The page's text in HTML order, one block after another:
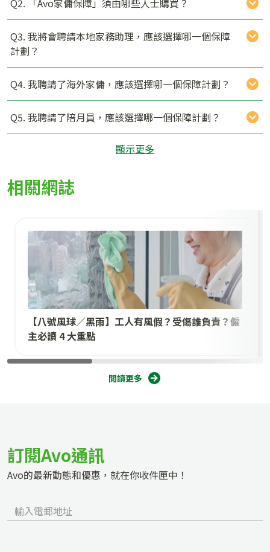
Q2. 「Avo家傭保障」須由哪些人士購買？
Q3. 我將會聘請本地家務助理，應該選擇哪一個保障
計劃？
Q4. 我聘請了海外家傭，應該選擇哪一個保障計劃？
Q5. 我聘請了陪月員，應該選擇哪一個保障計劃？
顯示更多
相關網誌
【八號風球／黑雨】工人有風假？受傷誰負責？僱
主必讀 4 大重點
閲讀更多
訂閱Avo通訊
Avo的最新動態和優惠，就在你收件匣中！